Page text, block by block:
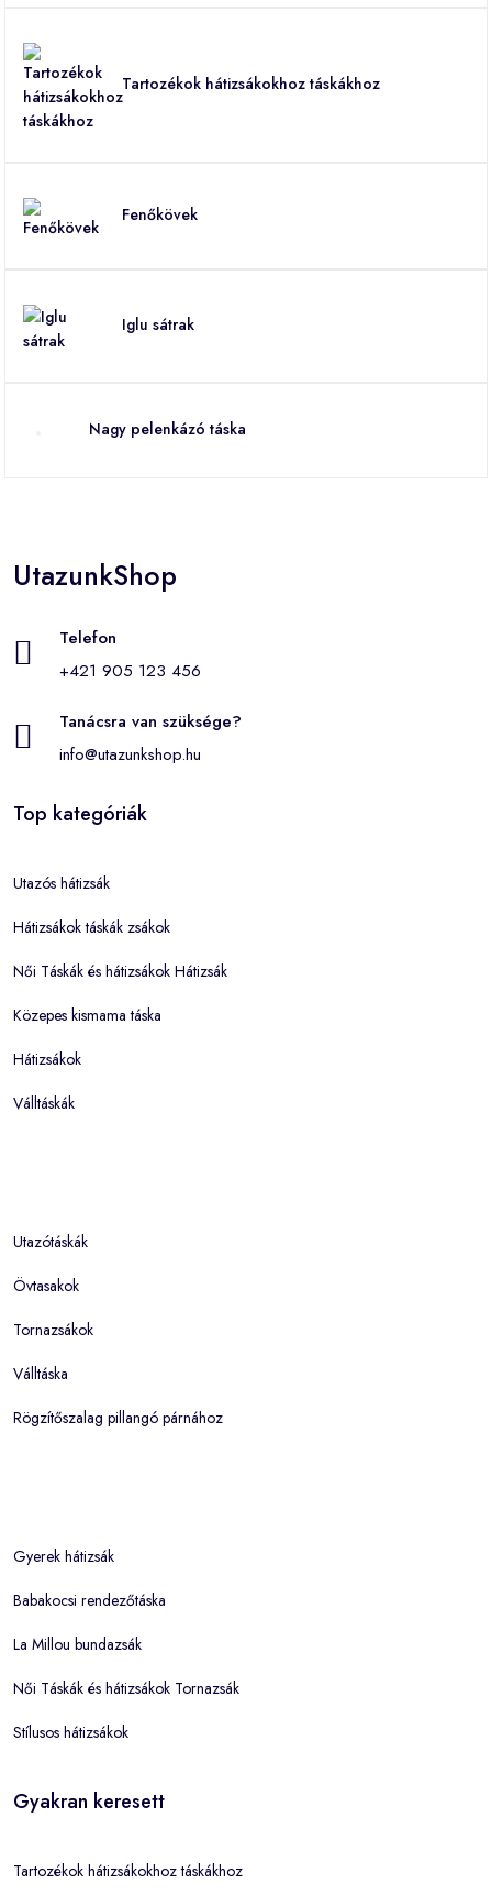
Tartozékok hátizsákokhoz táskákhoz
Fenőkövek
Iglu sátrak
Nagy pelenkázó táska
UtazunkShop
Telefon
+421 905 123 456
Tanácsra van szüksége?
info@utazunkshop.hu
Top kategóriák
Utazós hátizsák
Hátizsákok táskák zsákok
Női Táskák és hátizsákok Hátizsák
Közepes kismama táska
Hátizsákok
Válltáskák
Utazótáskák
Övtasakok
Tornazsákok
Válltáska
Rögzítőszalag pillangó párnához
Gyerek hátizsák
Babakocsi rendezőtáska
La Millou bundazsák
Női Táskák és hátizsákok Tornazsák
Stílusos hátizsákok
Gyakran keresett
Tartozékok hátizsákokhoz táskákhoz